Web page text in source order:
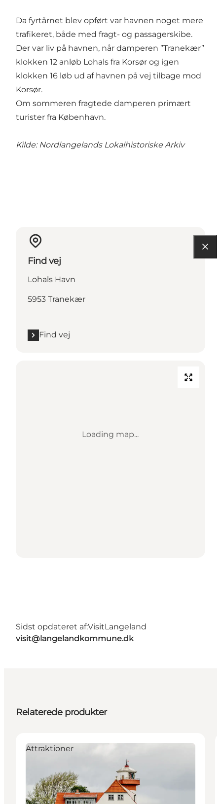
Da fyrtårnet blev opført var havnen noget mere
trafikeret, både med fragt- og passagerskibe.
Der var liv på havnen, når damperen ”Tranekær”
klokken 12 anløb Lohals fra Korsør og igen
klokken 16 løb ud af havnen på vej tilbage mod
Korsør.
Om sommeren fragtede damperen primært
turister fra København.
Kilde: Nordlangelands Lokalhistoriske Arkiv
Find vej
Lohals Havn
5953 Tranekær
Find vej
Loading map...
Sidst opdateret af:VisitLangeland
visit@langelandkommune.dk
Relaterede produkter
Attraktioner